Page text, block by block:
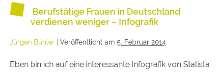
Berufstätige Frauen in Deutschland
verdienen weniger – Infografik
Jürgen Bühler Veröffentlicht am 5. Februar 2014
Eben bin ich auf eine interessante Infografik von Statista